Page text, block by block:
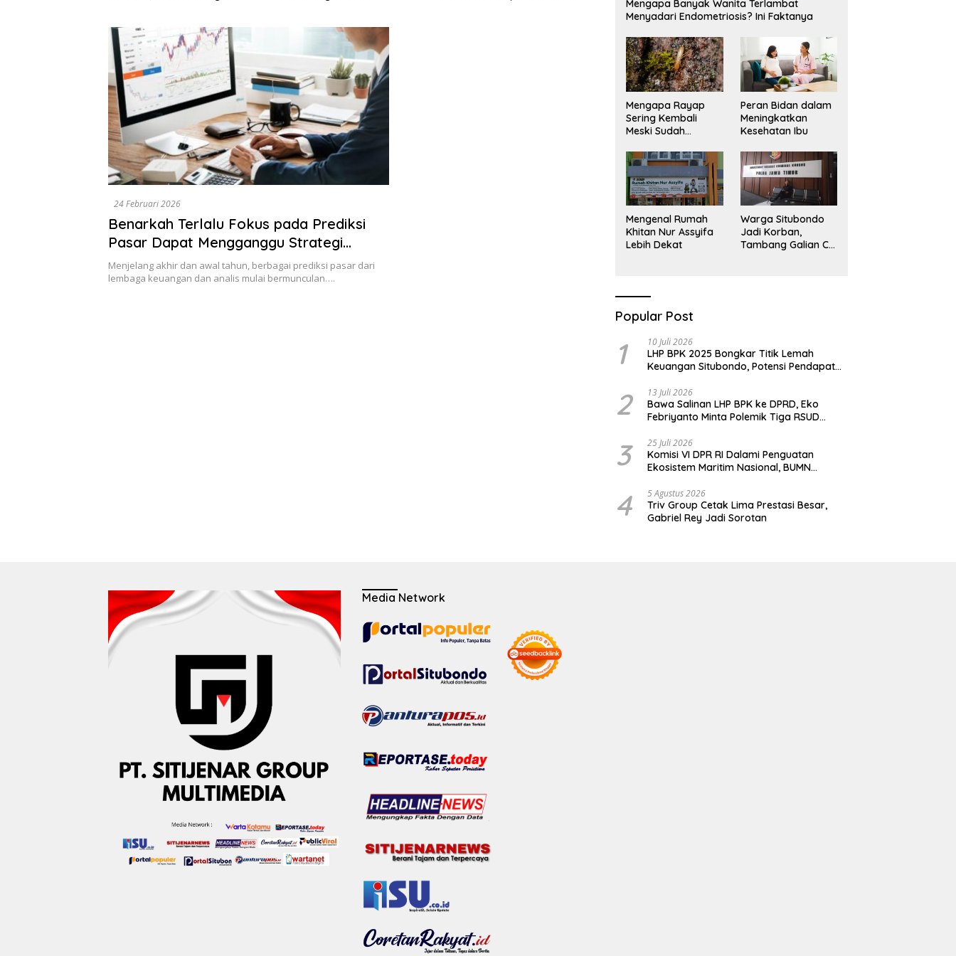
Sekadar Narasi.
24 Februari 2026
Benarkah Terlalu Fokus pada Prediksi
Pasar Dapat Mengganggu Strategi
Investasi?
Menjelang akhir dan awal tahun, berbagai prediksi pasar dari
lembaga keuangan dan analis mulai bermunculan….
Mengapa Banyak Wanita Terlambat
Menyadari Endometriosis? Ini Faktanya
Mengapa Rayap
Sering Kembali
Meski Sudah
Peran Bidan dalam
Meningkatkan
Kesehatan Ibu
Mengenal Rumah
Khitan Nur Assyifa
Lebih Dekat
Warga Situbondo
Jadi Korban,
Tambang Galian C
Popular Post
1 10 Juli 2026
LHP BPK 2025 Bongkar Titik Lemah
Keuangan Situbondo, Potensi Pendapatan
2 13 Juli 2026
Bawa Salinan LHP BPK ke DPRD, Eko
Febriyanto Minta Polemik Tiga RSUD
Opini
3 25 Juli 2026
Komisi VI DPR RI Dalami Penguatan
Ekosistem Maritim Nasional, BUMN
Surabaya
4 5 Agustus 2026
Triv Group Cetak Lima Prestasi Besar,
Gabriel Rey Jadi Sorotan
Media Network